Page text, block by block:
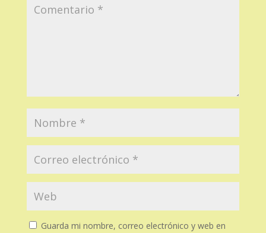
Guarda mi nombre, correo electrónico y web en